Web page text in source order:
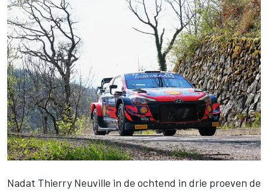
Nadat Thierry Neuville in de ochtend in drie proeven de